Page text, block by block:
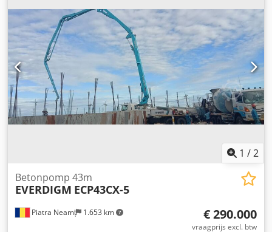
Max. druk 77/1100 bar/psi • Cilinderslag 178 mm •
Slagen 45 minuten • Motor 100 PK • Hoppercapaciteit
300/79 l/gal • Uitlaat 127 mm • Hydraulisch vermogen
338 / 89 l / gal • Gewicht 2575kg (excl. rupsbanden) •
Lengte 4450 mm • Breedte 1780 mm • Hoogte 2080 mm
Staat: Nieuw Bouwjaar: 2005
1 /2
Piatra Neamț 1.653 km
Betonpomp 43m
EVERDIGM ECP43CX-5
€ 290.000
vraagprijs excl. btw